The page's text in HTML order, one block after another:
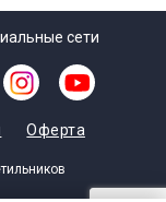
сети
Оферта